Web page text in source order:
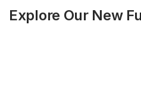
Explore Our New